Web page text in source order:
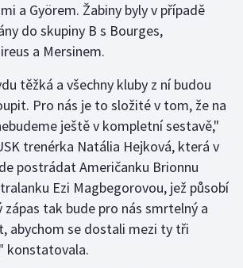
a Györem. Žabiny byly v případě
do skupiny B s Bourges,
a Mersinem.
těžká a všechny kluby z ní budou
Pro nás je to složité v tom, že na
ještě v kompletní sestavě,"
trenérka Natália Hejková, která v
postrádat Američanku Brionnu
Ezi Magbegorovou, jež působí
zápas tak bude pro nás smrtelný a
abychom se dostali mezi ty tři
konstatovala.